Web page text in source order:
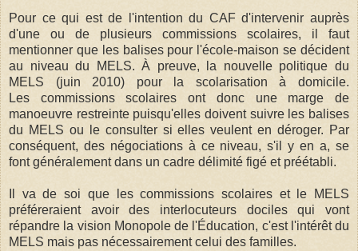
Pour ce qui est de l'intention du CAF d'intervenir auprès
d'une ou de plusieurs commissions scolaires, il faut
mentionner que les balises pour l'école-maison se décident
au niveau du MELS. À preuve, la nouvelle politique du
MELS (juin 2010) pour la scolarisation à domicile.
Les commissions scolaires ont donc une marge de
manoeuvre restreinte puisqu'elles doivent suivre les balises
du MELS ou le consulter si elles veulent en déroger. Par
conséquent, des négociations à ce niveau, s'il y en a, se
font généralement dans un cadre délimité figé et préétabli.
Il va de soi que les commissions scolaires et le MELS
préféreraient avoir des interlocuteurs dociles qui vont
répandre la vision Monopole de l'Éducation, c'est l'intérêt du
MELS mais pas nécessairement celui des familles.